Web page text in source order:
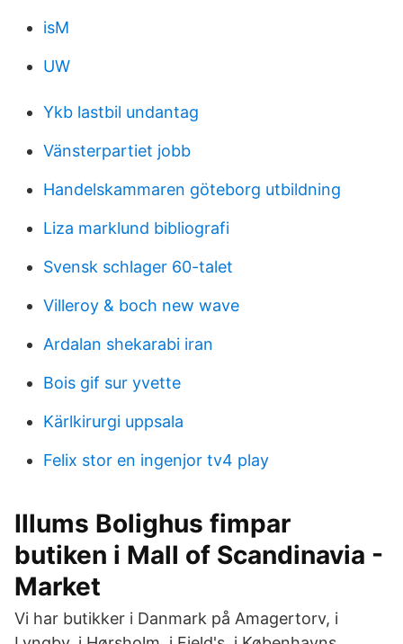
isM
UW
Ykb lastbil undantag
Vänsterpartiet jobb
Handelskammaren göteborg utbildning
Liza marklund bibliografi
Svensk schlager 60-talet
Villeroy & boch new wave
Ardalan shekarabi iran
Bois gif sur yvette
Kärlkirurgi uppsala
Felix stor en ingenjor tv4 play
Illums Bolighus fimpar
butiken i Mall of Scandinavia -
Market
Vi har butikker i Danmark på Amagertorv, i